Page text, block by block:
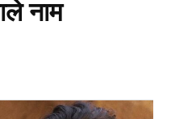
नाम